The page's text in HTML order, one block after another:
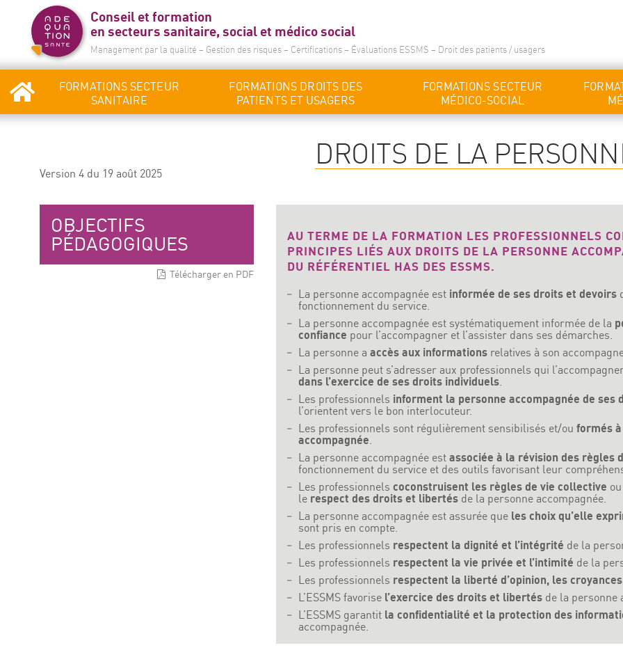
Conseil et formation
en secteurs sanitaire, social et médico social
Management par la qualité – Gestion des risques – Certifications – Évaluations ESSMS – Droit des patients / usagers
FORMATIONS SECTEUR
SANITAIRE
FORMATIONS DROITS DES
PATIENTS ET USAGERS
FORMATIONS SECTEUR
MÉDICO-SOCIAL
Version 4 du 19 août 2025
DROITS DE LA
OBJECTIFS
PÉDAGOGIQUES
Télécharger en PDF
AU TERME DE LA FORMATION LES PROFESSIONNELS
PRINCIPES LIÉS AUX DROITS DE LA PERSONNE
DU RÉFÉRENTIEL HAS DES ESSMS.
La personne accompagnée est informée de ses droits et devoirs
fonctionnement du service.
La personne accompagnée est systématiquement informée de la
confiance pour l’accompagner et l’assister dans ses démarches.
La personne a accès aux informationsrelatives à son
La personne peut s’adresser aux professionnels qui
dans l’exercice de ses droits individuels.
Les professionnels informent la personne accompagnée de ses
l’orientent vers le bon interlocuteur.
Les professionnels sont régulièrement sensibilisés et/ou formés
accompagnée.
La personne accompagnée est associée à la révision des règles
fonctionnement du service et des outils favorisant leur
Les professionnels coconstruisent les règles de vie collective
le respect des droits et libertés de la personne accompagnée.
La personne accompagnée est assurée que les choix qu’elle
sont pris en compte.
Les professionnels respectent la dignité et l’intégrité de la
Les professionnels respectent la vie privée et l’intimité de la
Les professionnels respectent la liberté d’opinion, les
L’ESSMS favorise l’exercice des droits et libertés de la personne
L’ESSMS garantit la confidentialité et la protection des
accompagnée.